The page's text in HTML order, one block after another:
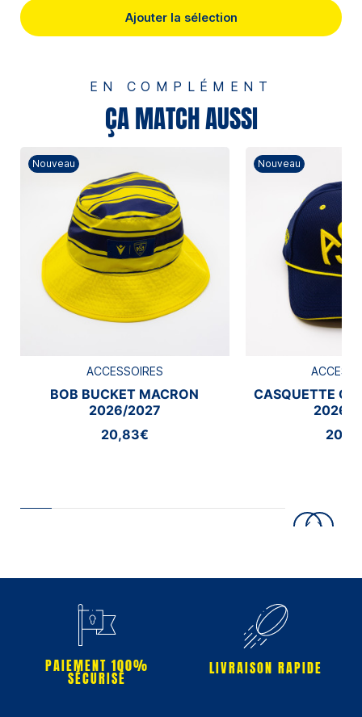
Ajouter la sélection
EN COMPLÉMENT
ÇA MATCH AUSSI
Nouveau
ACCESSOIRES
BOB BUCKET MACRON
2026/2027
20,83€
Nouveau
CASQUETTE
2026/
PAIEMENT 100%
SÉCURISÉ
LIVRAISON RAPIDE